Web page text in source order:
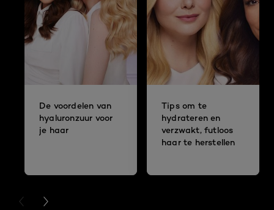
De voordelen van
hyaluronzuur voor
je haar
Tips om te
hydrateren en
verzwakt, futloos
haar te herstellen
PREVIOUS CARD
NEXT CARD